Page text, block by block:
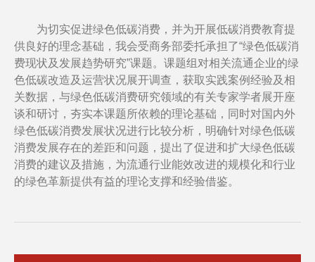
为切实促进绿色低碳消费，并为开展低碳消费教育提
供良好的理念基础，我会受商务部委托承担了“绿色低碳消
费现状及发展趋势研究”课题。课题组对相关流通企业的绿
色低碳改造及运营状况展开调查，获取实践案例经验及相
关数据，与绿色低碳消费研究领域的有关专家学者展开座
谈和研讨，夯实本课题所依赖的理论基础，同时对国内外
绿色低碳消费发展状况进行比较分析，明确针对绿色低碳
消费发展存在的差距和问题，提出了促进和扩大绿色低碳
消费的建议及措施，为流通行业能效改进的规模化和行业
的绿色革新提供有益的理论支撑和经验借鉴。